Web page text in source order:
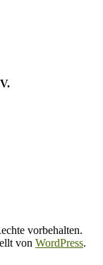
vorbehalten.
von WordPress.